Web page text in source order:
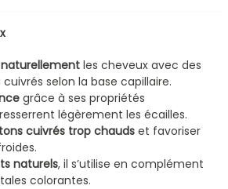
les cheveux avec des
selon la base capillaire.
grâce à ses propriétés
légèrement les écailles.
cuivrés trop chaudset favoriser
naturels, il s’utilise en complément
colorantes.